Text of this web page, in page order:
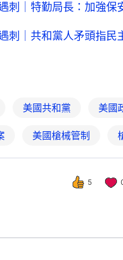
刺｜特勤局長：加強
刺｜共和黨人矛頭指
美國共和黨 美國
美國槍械管制
5